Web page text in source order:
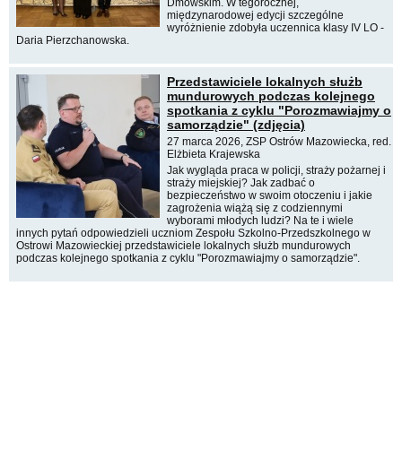
Dmowskim. W tegorocznej,
międzynarodowej edycji szczególne
wyróżnienie zdobyła uczennica klasy IV LO -
Daria Pierzchanowska.
Przedstawiciele lokalnych służb
mundurowych podczas kolejnego
spotkania z cyklu "Porozmawiajmy o
samorządzie" (zdjęcia)
27 marca 2026, ZSP Ostrów Mazowiecka, red.
Elżbieta Krajewska
Jak wygląda praca w policji, straży pożarnej i
straży miejskiej? Jak zadbać o
bezpieczeństwo w swoim otoczeniu i jakie
zagrożenia wiążą się z codziennymi
wyborami młodych ludzi? Na te i wiele
innych pytań odpowiedzieli uczniom Zespołu Szkolno-Przedszkolnego w
Ostrowi Mazowieckiej przedstawiciele lokalnych służb mundurowych
podczas kolejnego spotkania z cyklu "Porozmawiajmy o samorządzie".